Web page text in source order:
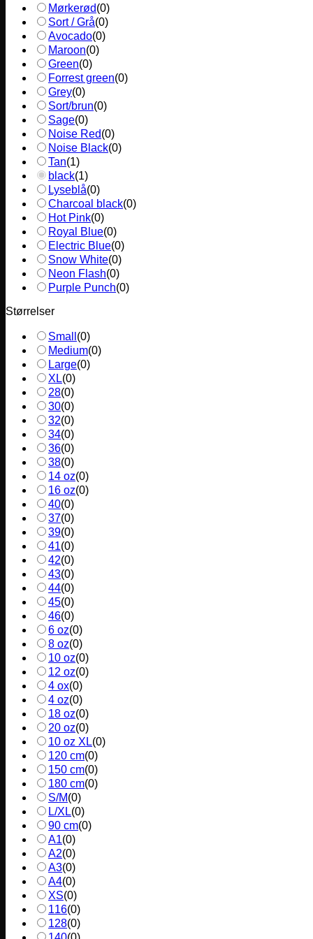
Mørkerød(0)
Sort / Grå(0)
Avocado(0)
Maroon(0)
Green(0)
Forrest green(0)
Grey(0)
Sort/brun(0)
Sage(0)
Noise Red(0)
Noise Black(0)
Tan(1)
black(1)
Lyseblå(0)
Charcoal black(0)
Hot Pink(0)
Royal Blue(0)
Electric Blue(0)
Snow White(0)
Neon Flash(0)
Purple Punch(0)
Størrelser
Small (0)
Medium(0)
Large(0)
XL(0)
28(0)
30(0)
32(0)
34(0)
36(0)
38(0)
14 oz(0)
16 oz(0)
40(0)
37(0)
39(0)
41(0)
42(0)
43(0)
44(0)
45(0)
46(0)
6 oz(0)
8 oz(0)
10 oz(0)
12 oz(0)
4 ox(0)
4 oz(0)
18 oz(0)
20 oz(0)
10 oz XL(0)
120 cm(0)
150 cm(0)
180 cm(0)
S/M(0)
L/XL(0)
90 cm(0)
A1(0)
A2(0)
A3(0)
A4(0)
XS(0)
116(0)
128(0)